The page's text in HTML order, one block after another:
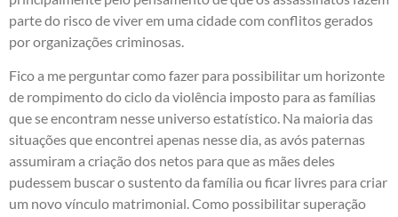
parte do risco de viver em uma cidade com conflitos gerados
por organizações criminosas.
Fico a me perguntar como fazer para possibilitar um horizonte
de rompimento do ciclo da violência imposto para as famílias
que se encontram nesse universo estatístico. Na maioria das
situações que encontrei apenas nesse dia, as avós paternas
assumiram a criação dos netos para que as mães deles
pudessem buscar o sustento da família ou ficar livres para criar
um novo vínculo matrimonial. Como possibilitar superação